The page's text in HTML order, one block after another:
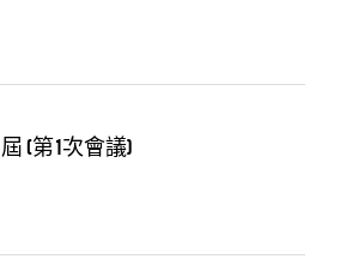
(第1次會議)